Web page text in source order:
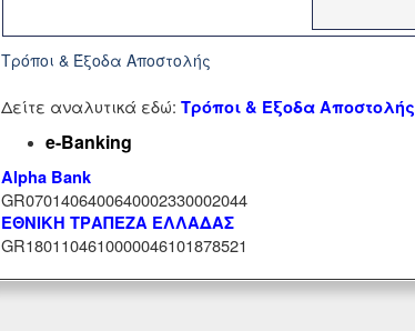
Τρόποι & Έξοδα Αποστολής
Δείτε αναλυτικά εδώ:Τρόποι & Έξοδα Αποστολής
e-Banking
Alpha Bank
GR0701406400640002330002044
ΕΘΝΙΚΗ ΤΡΑΠΕΖΑ ΕΛΛΑΔΑΣ
GR1801104610000046101878521